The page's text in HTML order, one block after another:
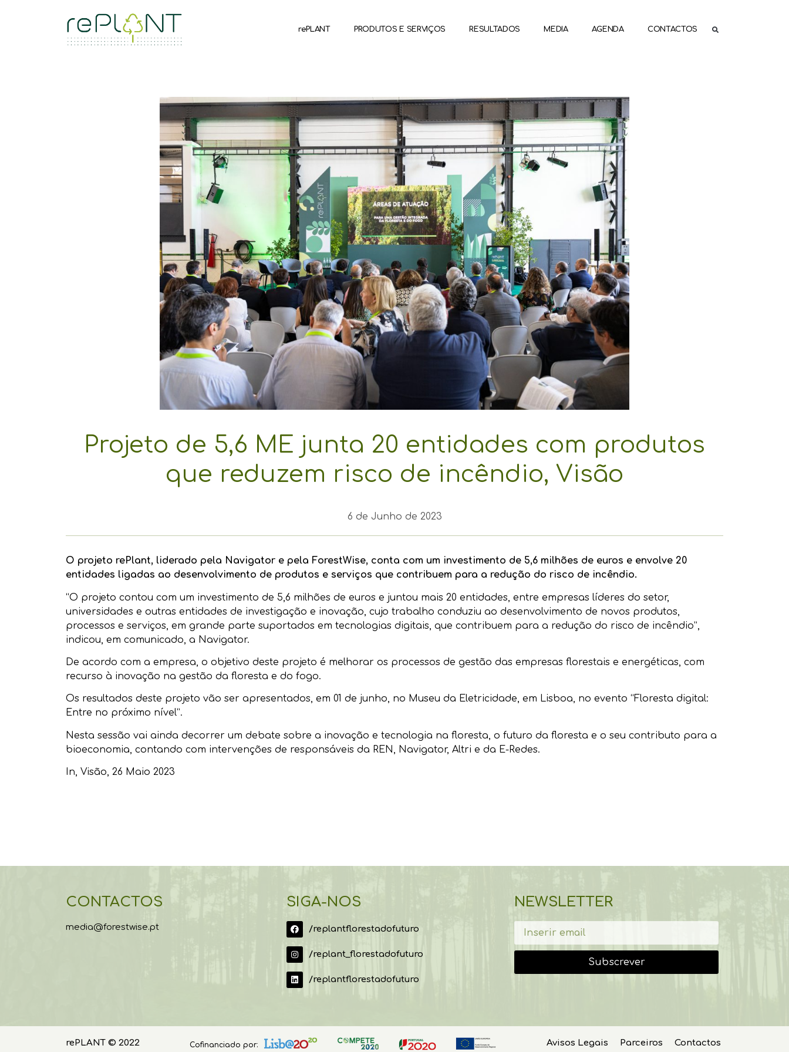
rePLANT PRODUTOS E SERVIÇOS RESULTADOS MEDIA AGENDA CONTACTOS
Projeto de 5,6 ME junta 20 entidades com produtos
que reduzem risco de incêndio, Visão
6 de Junho de 2023
O projeto rePlant, liderado pela Navigator e pela ForestWise, conta com um investimento de 5,6 milhões de euros e envolve 20
entidades ligadas ao desenvolvimento de produtos e serviços que contribuem para a redução do risco de incêndio.
“O projeto contou com um investimento de 5,6 milhões de euros e juntou mais 20 entidades, entre empresas líderes do setor,
universidades e outras entidades de investigação e inovação, cujo trabalho conduziu ao desenvolvimento de novos produtos,
processos e serviços, em grande parte suportados em tecnologias digitais, que contribuem para a redução do risco de incêndio”,
indicou, em comunicado, a Navigator.
De acordo com a empresa, o objetivo deste projeto é melhorar os processos de gestão das empresas florestais e energéticas, com
recurso à inovação na gestão da floresta e do fogo.
Os resultados deste projeto vão ser apresentados, em 01 de junho, no Museu da Eletricidade, em Lisboa, no evento “Floresta digital:
Entre no próximo nível”.
Nesta sessão vai ainda decorrer um debate sobre a inovação e tecnologia na floresta, o futuro da floresta e o seu contributo para a
bioeconomia, contando com intervenções de responsáveis da REN, Navigator, Altri e da E-Redes.
In, Visão, 26 Maio 2023
CONTACTOS
media@forestwise.pt
SIGA-NOS
/replantflorestadofuturo
/replant_florestadofuturo
/replantflorestadofuturo
NEWSLETTER
Subscrever
rePLANT © 2022 Cofinanciado por: Avisos Legais Parceiros Contactos